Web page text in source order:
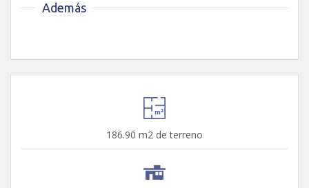
Además
186.90 m2 de terreno